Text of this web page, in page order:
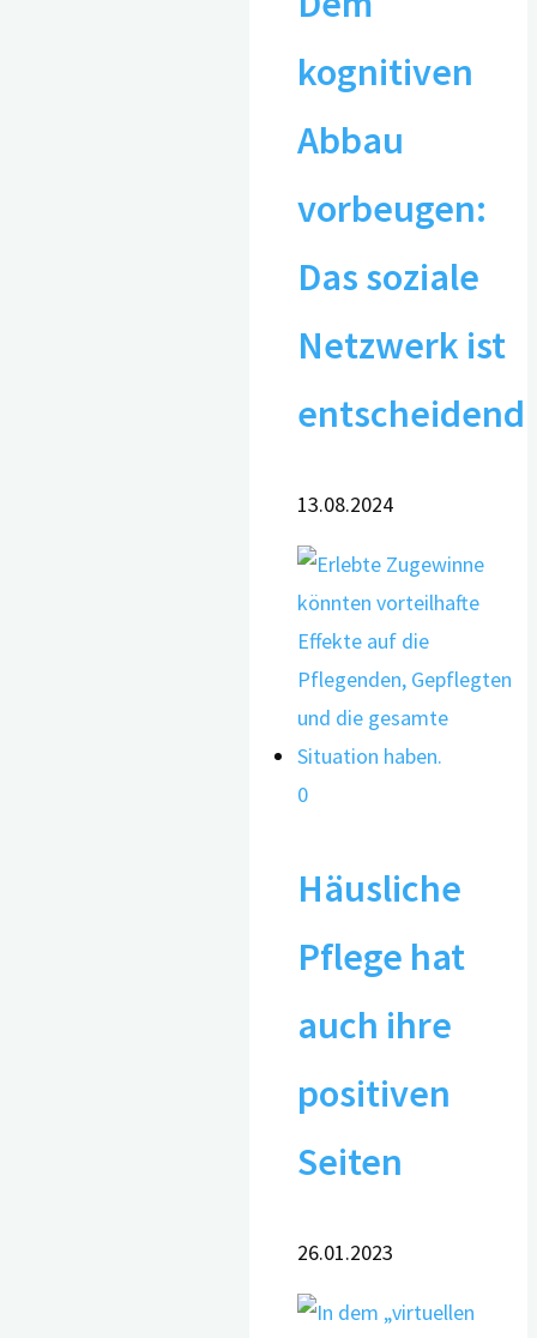
kognitiven
Abbau
vorbeugen:
Das soziale
Netzwerk ist
entscheidend
13.08.2024
0
Häusliche
Pflege hat
auch ihre
positiven
Seiten
26.01.2023